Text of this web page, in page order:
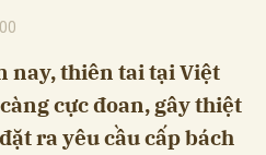
nay, thiên tai tại Việt
cực đoan, gây thiệt
ra yêu cầu cấp bách